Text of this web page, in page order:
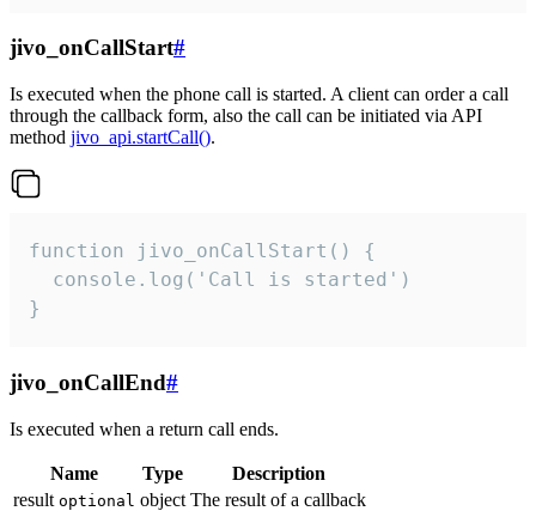
jivo_onCallStart#
Is executed when the phone call is started. A client can order a call
through the callback form, also the call can be initiated via API
method jivo_api.startCall().
function jivo_onCallStart() {
  console.log('Call is started')
}
jivo_onCallEnd#
Is executed when a return call ends.
Name Type
Description
result optional object The result of a callback